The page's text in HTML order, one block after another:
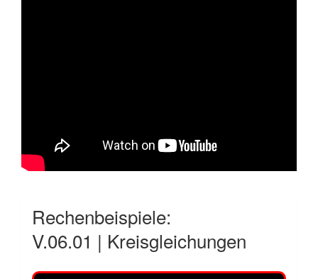
Rechenbeispiele:
V.06.01 | Kreisgleichungen